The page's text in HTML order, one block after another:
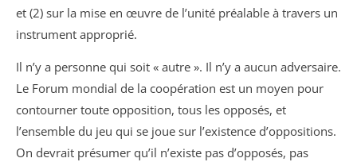
et (2) sur la mise en œuvre de l’unité préalable à travers un
instrument approprié.
Il n’y a personne qui soit « autre ». Il n’y a aucun adversaire.
Le Forum mondial de la coopération est un moyen pour
contourner toute opposition, tous les opposés, et
l’ensemble du jeu qui se joue sur l’existence d’oppositions.
On devrait présumer qu’il n’existe pas d’opposés, pas